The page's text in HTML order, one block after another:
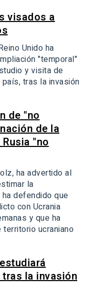
visados a
Unido ha
"temporal"
y visita de
tras la invasión
de "no
de la
"no
ha advertido al
la
ha defendido que
con Ucrania
y que ha
territorio ucraniano
la invasión